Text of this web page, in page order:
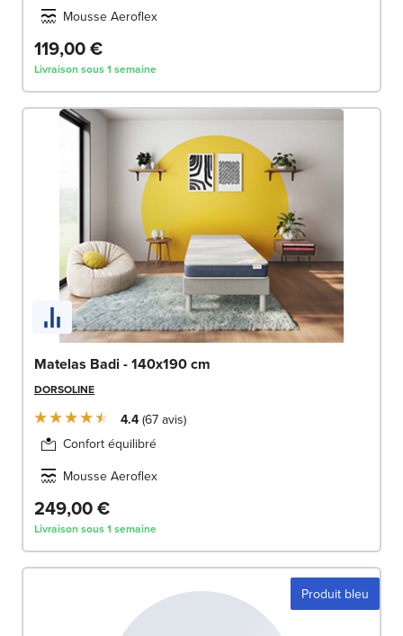
Mousse Aeroflex
119,00 €
Livraison sous 1 semaine
Matelas Badi - 140x190 cm
DORSOLINE
4.4 67 avis
Confort équilibré
Mousse Aeroflex
249,00 €
Livraison sous 1 semaine
Produit bleu